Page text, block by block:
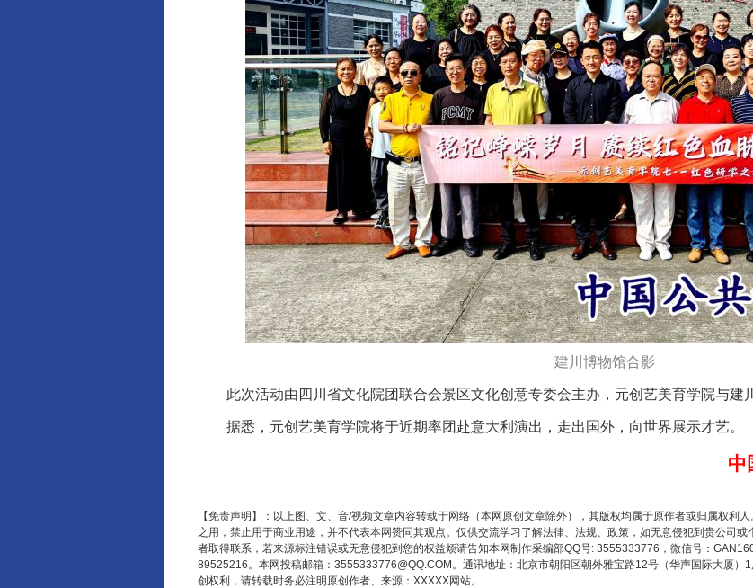
建川博物馆合影
此次活动由四川省文化院团联合会景区文化创意专委会主办，元创艺美育学院与建
据悉，元创艺美育学院将于近期率团赴意大利演出，走出国外，向世界展示才艺。
中
【免责声明】：以上图、文、音/视频文章内容转载于网络（本网原创文章除外），其版权均属于原作者或归属权利
之用，禁止用于商业用途，并不代表本网赞同其观点。仅供交流学习了解法律、法规、政策，如无意侵犯到贵公司
者取得联系，若来源标注错误或无意侵犯到您的权益烦请告知本网制作采编部QQ号: 3555333776，微信号：
89525216。本网投稿邮箱：3555333776@QQ.COM。通讯地址：北京市朝阳区朝外雅宝路12号（华声国际大厦）
创权利，请转载时务必注明原创作者、来源：XXXXX网站。
完善运行机制助力责任有效落实 一纸欠条伤亲情 巡回调解促和解..